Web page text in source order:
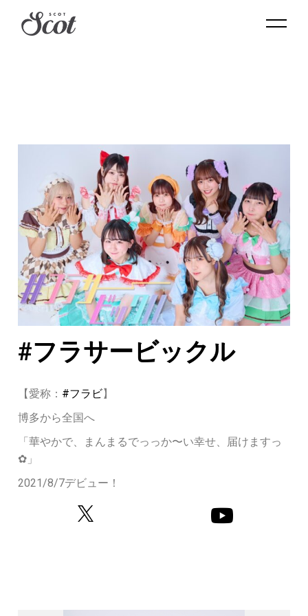
#フラサービックル
【愛称： #フラビ】
博多から全国へ
「華やかで、まんまるでっっか〜い幸せ、届けますっ
✿」
2021/8/7デビュー！